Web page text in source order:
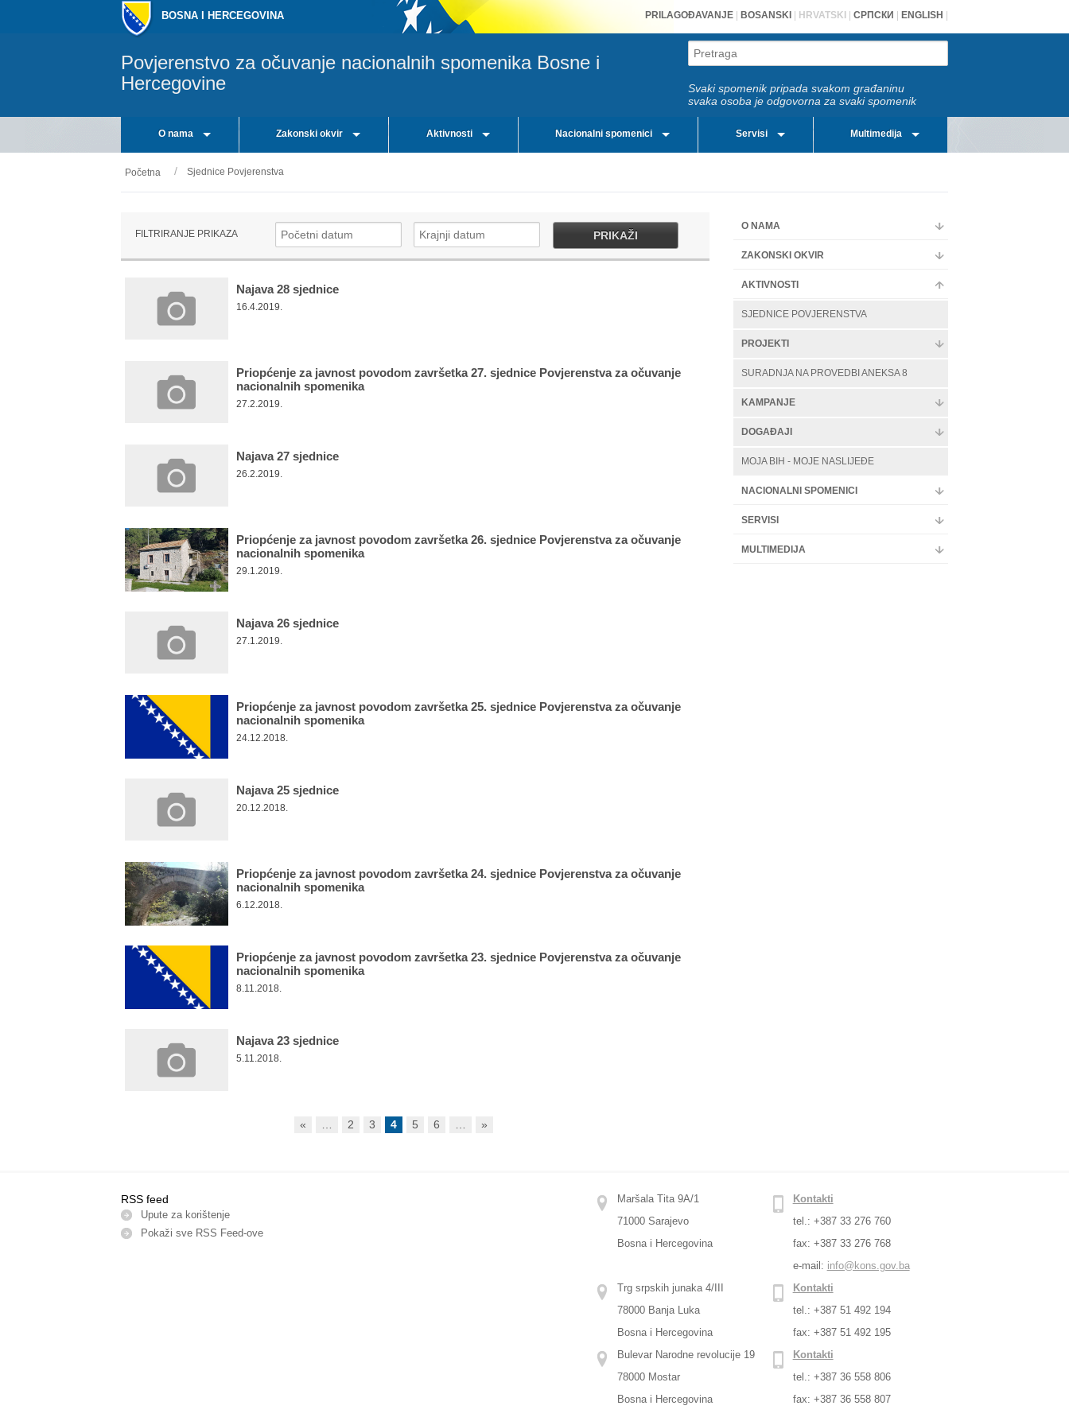
BOSNA I HERCEGOVINA PRILAGOĐAVANJE BOSANSKI HRVATSKI СРПСКИ ENGLISH
Povjerenstvo za očuvanje nacionalnih spomenika Bosne i
Hercegovine
Svaki spomenik pripada svakom građaninu
svaka osoba je odgovorna za svaki spomenik
O nama Zakonski okvir Aktivnosti Nacionalni spomenici Servisi Multimedija
Početna Sjednice Povjerenstva
FILTRIRANJE PRIKAZA PRIKAŽI
Najava 28 sjednice
16.4.2019.
Priopćenje za javnost povodom završetka 27. sjednice Povjerenstva za očuvanje
nacionalnih spomenika
27.2.2019.
Najava 27 sjednice
26.2.2019.
Priopćenje za javnost povodom završetka 26. sjednice Povjerenstva za očuvanje
nacionalnih spomenika
29.1.2019.
Najava 26 sjednice
27.1.2019.
Priopćenje za javnost povodom završetka 25. sjednice Povjerenstva za očuvanje
nacionalnih spomenika
24.12.2018.
Najava 25 sjednice
20.12.2018.
Priopćenje za javnost povodom završetka 24. sjednice Povjerenstva za očuvanje
nacionalnih spomenika
6.12.2018.
Priopćenje za javnost povodom završetka 23. sjednice Povjerenstva za očuvanje
nacionalnih spomenika
8.11.2018.
Najava 23 sjednice
5.11.2018.
« 2 3 4 5 6 »
O NAMA
ZAKONSKI OKVIR
AKTIVNOSTI
SJEDNICE POVJERENSTVA
PROJEKTI
SURADNJA NA PROVEDBI ANEKSA 8
KAMPANJE
DOGAĐAJI
MOJA BIH - MOJE NASLIJEĐE
NACIONALNI SPOMENICI
SERVISI
MULTIMEDIJA
RSS feed
Upute za korištenje
Pokaži sve RSS Feed-оve
Maršala Tita 9A/1
71000 Sarajevo
Bosna i Hercegovina
Kontakti
tel.: +387 33 276 760
fax: +387 33 276 768
e-mail: info@kons.gov.ba
Trg srpskih junaka 4/III
78000 Banja Luka
Bosna i Hercegovina
Kontakti
tel.: +387 51 492 194
fax: +387 51 492 195
Bulevar Narodne revolucije 19
78000 Mostar
Bosna i Hercegovina
Kontakti
tel.: +387 36 558 806
fax: +387 36 558 807